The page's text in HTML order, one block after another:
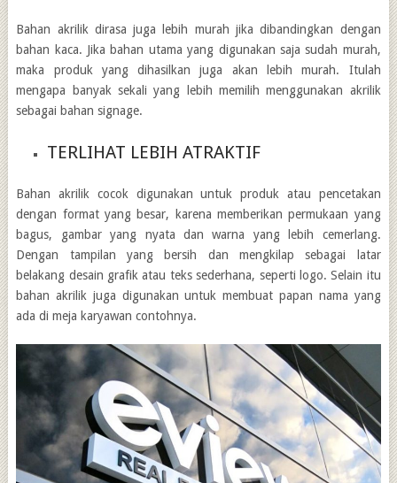
Bahan akrilik dirasa juga lebih murah jika dibandingkan dengan
bahan kaca. Jika bahan utama yang digunakan saja sudah murah,
maka produk yang dihasilkan juga akan lebih murah. Itulah
mengapa banyak sekali yang lebih memilih menggunakan akrilik
sebagai bahan signage.
TERLIHAT LEBIH ATRAKTIF
Bahan akrilik cocok digunakan untuk produk atau pencetakan
dengan format yang besar, karena memberikan permukaan yang
bagus, gambar yang nyata dan warna yang lebih cemerlang.
Dengan tampilan yang bersih dan mengkilap sebagai latar
belakang desain grafik atau teks sederhana, seperti logo. Selain itu
bahan akrilik juga digunakan untuk membuat papan nama yang
ada di meja karyawan contohnya.